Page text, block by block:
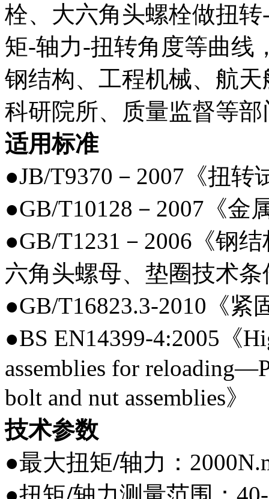
栓、大六角头螺栓做扭
矩-轴力-扭转角度等曲线
钢结构、工程机械、航
科研院所、质量监督等部
适用标准
●JB/T9370－2007《扭转
●GB/T10128－2007《金
●GB/T1231－2006《钢
六角头螺母、垫圈技术条
●GB/T16823.3-2010《
●BS EN14399-4:2005《
assemblies for
bolt and nut assemblies》
技术参数
●最大扭矩/轴力：